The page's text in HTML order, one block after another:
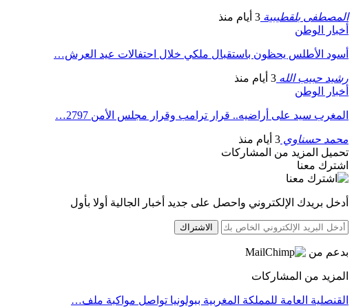
المصطفى بلقطيبية 3 أيام منذ
أخبار الوطن
أسود الأطلس يحظون باستقبال ملكي خلال احتفالات عيد العرش…
رشيد حبيب الله 3 أيام منذ
أخبار الوطن
المغرب سيد على أراضيه.. قرار ترامب وقرار مجلس الأمن 2797…
محمد حسناوي 3 أيام منذ
تحميل المزيد من المشاركات
اشترك معنا
أدخل بريدك الإلكتروني واحصل على جديد أخبار الجالية أولا بأول
الاشتراك
بدعم من
المزيد من المشاركات
القنصلية العامة للمملكة المغربية ببولونيا تواصل مواكبة ملف…